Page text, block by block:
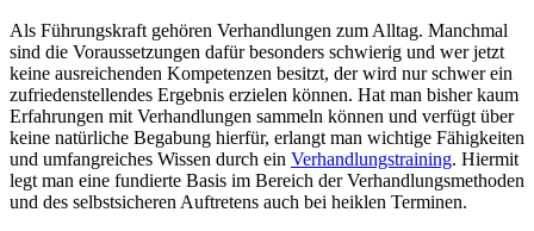
Als Führungskraft gehören Verhandlungen zum Alltag. Manchmal
sind die Voraussetzungen dafür besonders schwierig und wer jetzt
keine ausreichenden Kompetenzen besitzt, der wird nur schwer ein
zufriedenstellendes Ergebnis erzielen können. Hat man bisher kaum
Erfahrungen mit Verhandlungen sammeln können und verfügt über
keine natürliche Begabung hierfür, erlangt man wichtige Fähigkeiten
und umfangreiches Wissen durch ein Verhandlungstraining. Hiermit
legt man eine fundierte Basis im Bereich der Verhandlungsmethoden
und des selbstsicheren Auftretens auch bei heiklen Terminen.